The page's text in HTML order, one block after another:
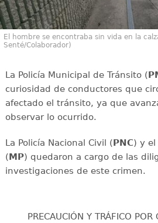
El hombre se encontraba sin vida en la
Senté/Colaborador)
La Policía Municipal de Tránsito (
curiosidad de conductores que
afectado el tránsito, ya que
observar lo ocurrido.
La Policía Nacional Civil (PNC) y el
(MP) quedaron a cargo de las
investigaciones de este crimen.
PRECAUCIÓN Y TRÁFICO POR